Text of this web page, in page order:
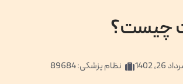
چیست؟
26, 1402 نظام پزشکی: 89684